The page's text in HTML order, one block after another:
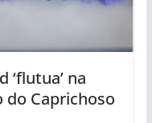
‘flutua’ na
do Caprichoso